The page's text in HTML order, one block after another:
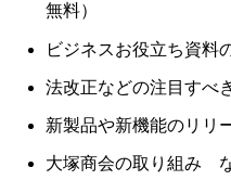
無料）
ビジネスお役立ち資料
法改正などの注目すべ
新製品や新機能のリリ
大塚商会の取り組み